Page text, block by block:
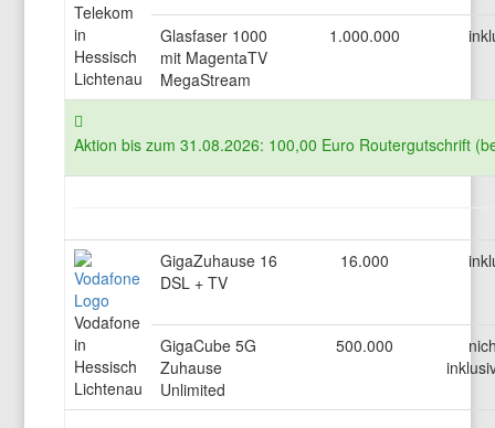
Telekom
in
Hessisch
Lichtenau
Glasfaser 1000
mit MagentaTV
MegaStream
1.000.000
Aktion bis zum 31.08.2026: 100,00 Euro Routergutschrift
Vodafone
in
Hessisch
Lichtenau
GigaZuhause 16
DSL + TV
16.000
GigaCube 5G
Zuhause
Unlimited
500.000